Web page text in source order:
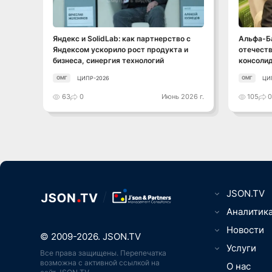
Яндекс и SolidLab: как партнерство с
Яндексом ускорило рост продукта и
бизнеса, синергия технологий
ОМГ ЦИПР-2026
63 0 Июнь 2026 г.
Альфа-
ОМГ
105 0
© 2009-2026. JSON.TV
Все права защищены. Перепечатка
возможна с активной ссылкой на
JSON.TV
Телематика,
связь,
ИТ-рынок,
ТВ, видео-,
ИТ, ПО,
интеграция
Новости
Менеджмент
Услуги
О НАС
О нас